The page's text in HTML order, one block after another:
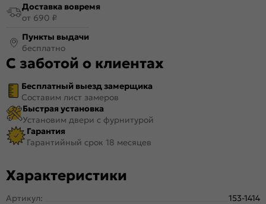
Доставка вовремя
от 690 ₽
Пункты выдачи
бесплатно
С заботой о клиентах
Бесплатный выезд замерщика
Составим лист замеров
Быстрая установка
Установим двери с фурнитурой
Гарантия
Гарантийный срок 18 месяцев
Характеристики
Артикул:
153-1414